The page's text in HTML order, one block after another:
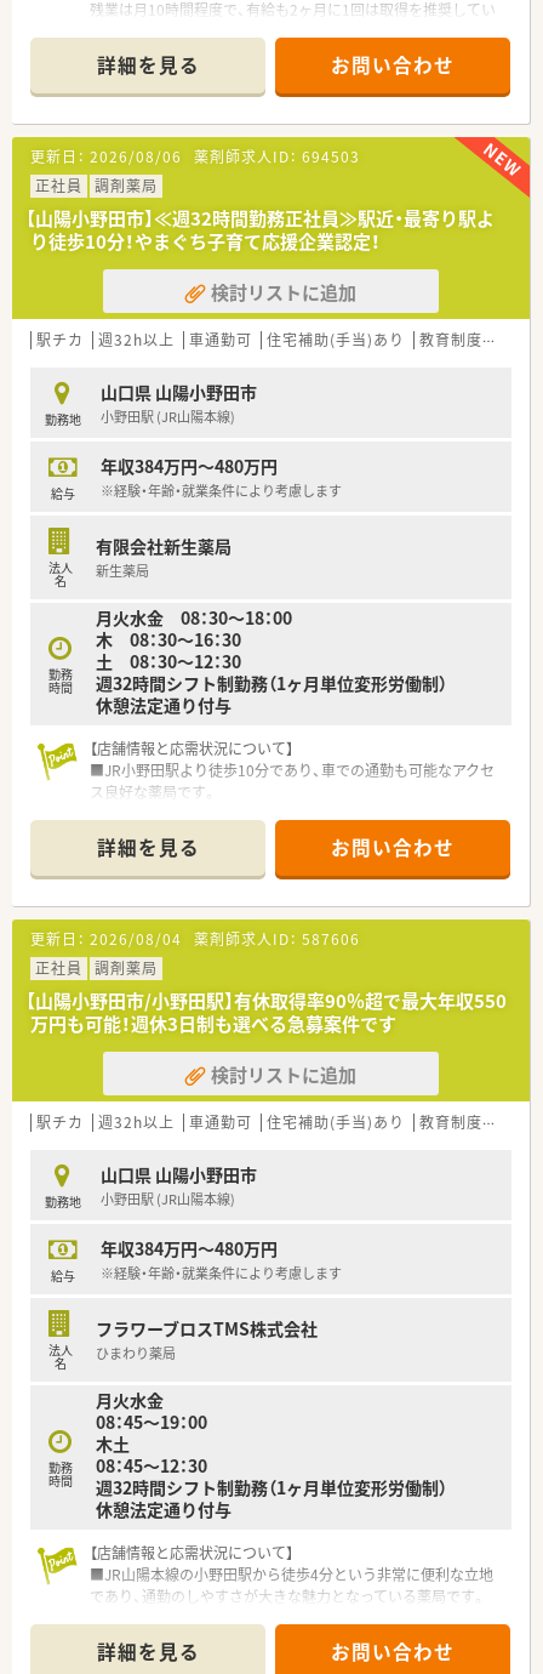
残業は月10時間程度で、有給も2ヶ月に1回は取得を推奨してい
充実させたい方にぴったりの職場ですよ。
【店舗情報と応需状況について】
■小野田駅から車で4分ほどの場所に位置しており、内科や胃腸
科など幅広い科目の処方箋をメインに受け付けています。
■1日あたりの処方箋枚数は50枚から60枚程度で、薬剤師は常勤
4名体制により落ち着いて業務に取り組める環境です。
■在宅業務のウェイトが非常に大きいことが特徴で、月間1,000
件もの訪問対応を行い地域の健康を支えています。
【募集背景と求める人物像について】
■さらなる体制強化を目指して募集を行っており、特にラストの
時間帯まで勤務が可能な方を積極的に採用しています。
■30代から40代の経験豊富な方を求めており、将来的には管理
■地域の方々との信頼関係を大切にしているため、明るい笑顔で
円滑なコミュニケーションを図れる方を募集しています。
■山口県内に密着して3店舗を展開しており、民医連に加盟する
ことで地域に根ざした公平な医療の提供を目指します。
査システムを活用して業務の効率化を図っています。
■地域支援体制加算の取得やジェネリック普及率90％超など、
質の高い経営を実践し地域医療に大きく貢献しています。
【職場環境と雰囲気】
■平均年齢は45歳とベテランから中堅まで落ち着いた層が活躍
しており、困ったときも相談しやすい温かな雰囲気です。
■3店舗間は車で30分圏内と近く連携が取りやすい環境で、電子
薬歴などの最新ICTツールも全店舗で完備しています。
の対人業務に専念できるよう役割分担が明確な職場です。
詳細を見る お問い合わせ
更新日： 2026/08/06 薬剤師求人ID： 694503
正社員
調剤薬局
【山陽小野田市】≪週32時間勤務正社員≫駅近・最寄り駅よ
り徒歩10分！やまぐち子育て応援企業認定！
検討リストに追加
駅チカ 週32h以上 車通勤可 住宅補助(手当)あり 教育制度あり
勤務地
山口県 山陽小野田市
小野田駅 (JR山陽本線)
給与
年収384万円～480万円
※経験・年齢・就業条件により考慮します
法人
名
有限会社新生薬局
新生薬局
勤務
時間
月火水金 08：30～18：00
木 08：30～16：30
土 08：30～12：30
週32時間シフト制勤務（1ヶ月単位変形労働制）
休憩法定通り付与
【店舗情報と応需状況について】
■JR小野田駅より徒歩10分であり、車での通勤も可能なアクセ
ス良好な薬局です。
しています。
■処方箋枚数は1日平均50枚程度で、複数の薬剤師が協力して丁
寧に対応しています。
【業務内容】
■近隣のクリニックより内科、循環器などをメインに処方応需し
ています。
■処方箋枚数は約50枚/日程度です。
■週32時間勤務の募集です。土曜日の勤務は必須となります。3
連休の取得もご相談可能です。
【法人特徴について】
■山口県を中心に30店舗以上を展開し、地域社会への貢献を重
視する安定経営の企業です。
に積極的に取り組んでいます。
■有給休暇取得率は90％以上、育休復帰率は100％と、働きやす
さが数字にも表れています。
詳細を見る お問い合わせ
更新日： 2026/08/04 薬剤師求人ID： 587606
正社員
調剤薬局
【山陽小野田市/小野田駅】有休取得率90％超で最大年収550
万円も可能！週休3日制も選べる急募案件です
検討リストに追加
駅チカ 週32h以上 車通勤可 住宅補助(手当)あり 教育制度あり
勤務地
山口県 山陽小野田市
小野田駅 (JR山陽本線)
給与
年収384万円～480万円
※経験・年齢・就業条件により考慮します
法人
名
フラワーブロスTMS株式会社
ひまわり薬局
勤務
時間
月火水金
08：45～19：00
木土
08：45～12：30
週32時間シフト制勤務（1ヶ月単位変形労働制）
休憩法定通り付与
【店舗情報と応需状況について】
■JR山陽本線の小野田駅から徒歩4分という非常に便利な立地
であり、通勤のしやすさが大きな魅力となっている薬局です。
平均80枚程度の処方箋を安定して受け付けている環境です。
■薬剤師は30代と60代の女性2名が在籍しており、事務スタッフ
詳細を見る お問い合わせ